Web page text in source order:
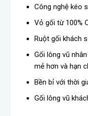
Công nghệ kéo
Vỏ gối từ 100%
Ruột gối khách
Gối lông vũ
mẻ hơn và hạn
Bền bỉ với thời
Gối lông vũ